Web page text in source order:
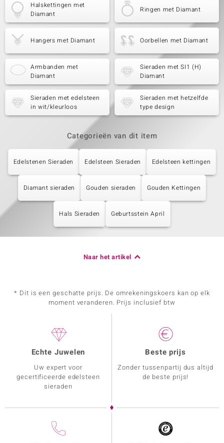
Halskettingen met
Diamant
Ringen met Diamant
Hangers met Diamant Oorbellen met Diamant
Armbanden met
Diamant
Sieraden met SI1 (H)
Diamant
Sieraden met edelsteen
in wit/kleurloos
Sieraden met hetzelfde
type design
Categorieën van dit item
Edelstenen Sieraden Edelsteen Sieraden Edelsteen kettingen
Diamant sieraden Gouden sieraden Gouden Kettingen
Hals Sieraden Geburtsstein April
Naar het artikel
* Dit is een geschatte prijs. De omrekeningskoers kan op elk
moment veranderen. Prijs inclusief btw
Echte Juwelen
Uw expert voor
gecertificeerde edelsteen
sieraden
Beste prijs
Zonder tussenpartij dus altijd
de beste prijs!